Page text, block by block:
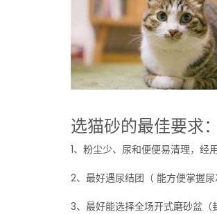
选猫砂的最佳要求：
1、粉尘少、尿和便便易清理，经
2、最好遇尿结团（ 能方便掌握
3、最好能选择全场开式磨砂盆（